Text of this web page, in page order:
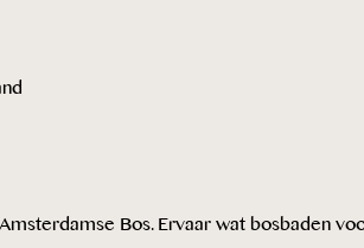
Bos. Ervaar wat bosbaden